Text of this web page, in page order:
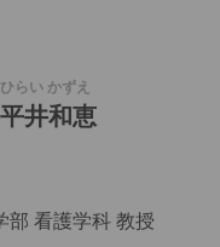
ひらい かずえ
平井和恵
部 看護学科 教授